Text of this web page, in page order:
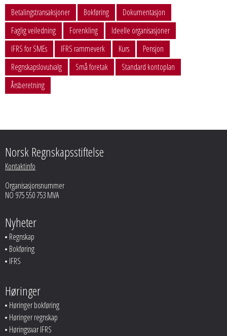
Betalingstransaksjoner Bokføring
Dokumentasjon
Faglig veiledning
Forenkling
Ideelle organisasjoner
IFRS for SMEs
IFRS rammeverk Kurs
Pensjon
Regnskapslovutvalg
Små foretak
Standard kontoplan
Årsberetning
Norsk Regnskapsstiftelse
Kontaktinfo
Organisasjonsnummer
NO 975 550 753 MVA
Nyheter
Regnskap
Bokføring
IFRS
Høringer
Høringer bokføring
Høringer regnskap
Høringssvar IFRS